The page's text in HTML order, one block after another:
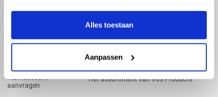
Alles toestaan
Aanpassen
Beregening
Dak en gevel
Klantaccount
aanvragen
PRODUCTCATALOGUS 2026
Het assortiment van Vos Products